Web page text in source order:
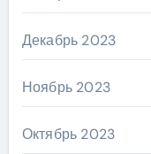
Декабрь 2023
Ноябрь 2023
Октябрь 2023